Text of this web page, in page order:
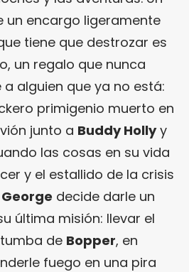
un encargo ligeramente
tiene que destrozar es
un regalo que nunca
alguien que ya no está:
primigenio muerto en
junto a Buddy Hollyy
las cosas en su vida
y el estallido de la crisis
George decide darle un
última misión: llevar el
de Bopper, en
fuego en una pira